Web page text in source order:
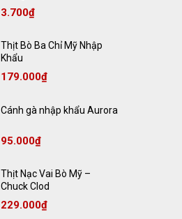
3.700₫
Thịt Bò Ba Chỉ Mỹ Nhập
Khẩu
179.000₫
Cánh gà nhập khẩu Aurora
95.000₫
Thịt Nạc Vai Bò Mỹ –
Chuck Clod
229.000₫